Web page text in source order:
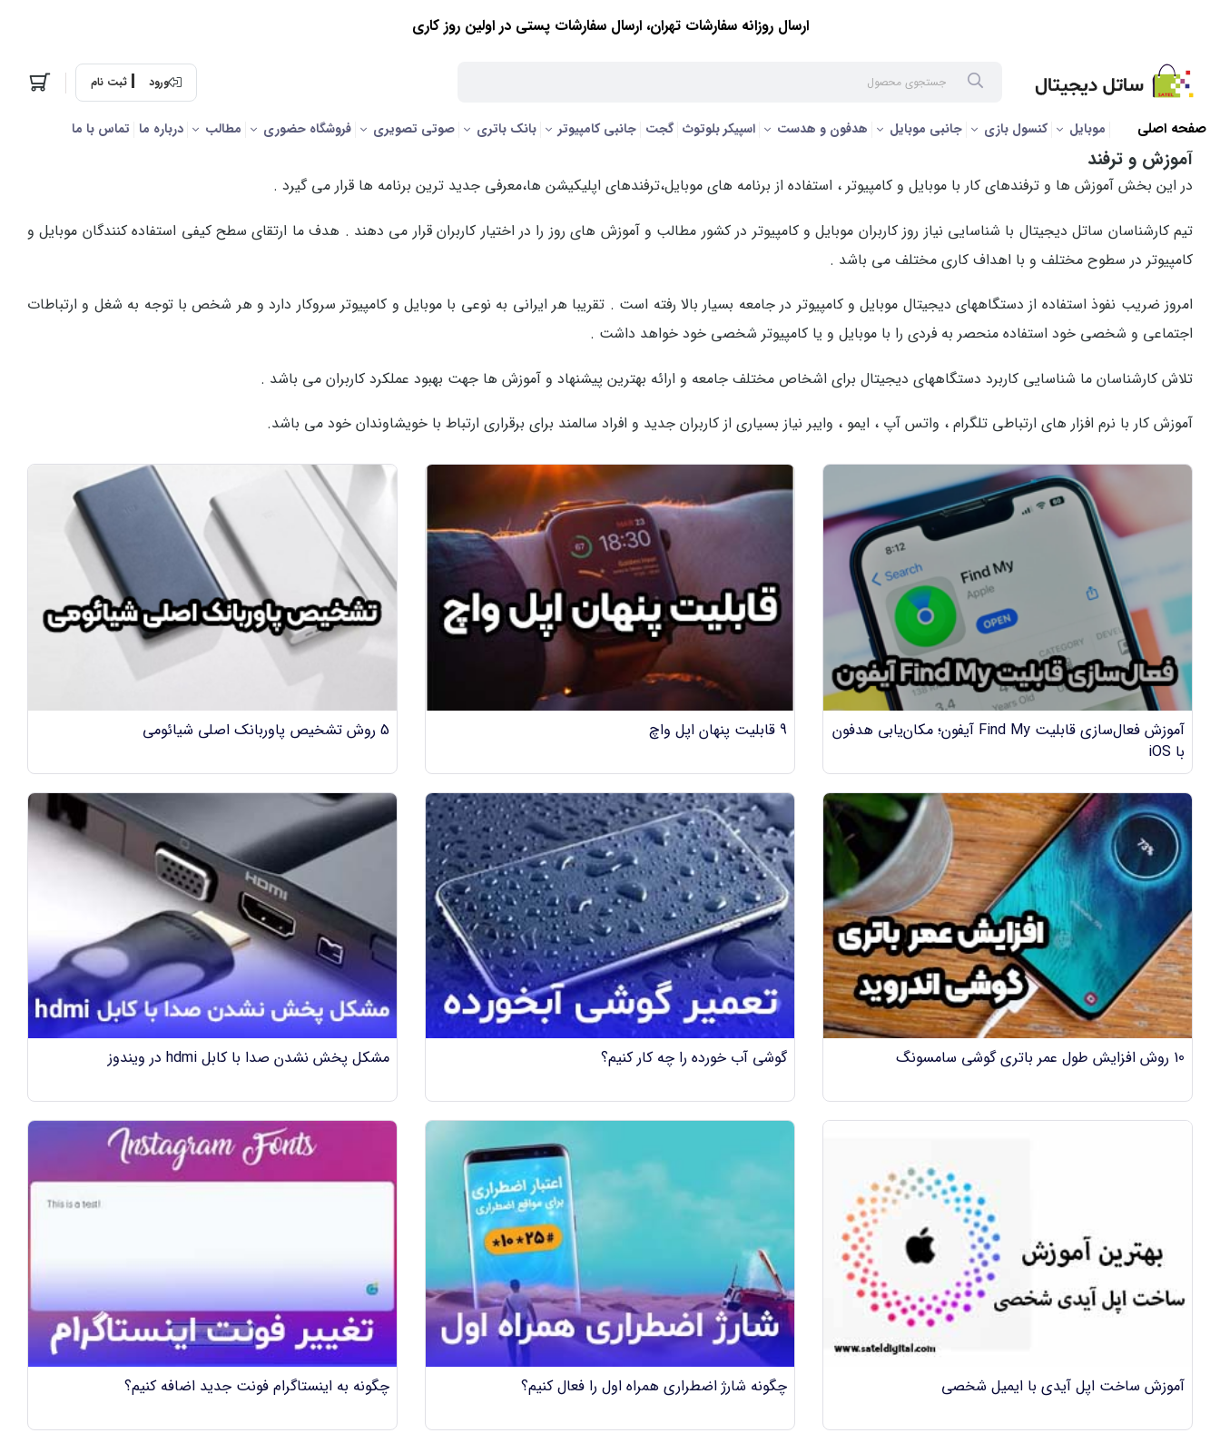
ارسال روزانه سفارشات تهران، ارسال سفارشات پستی در اولین روز کاری
ورود ثبت نام
صفحه اصلی موبایل کنسول بازی جانبی موبایل هدفون و هدست اسپیکر بلوتوث گجت جانبی کامپیوتر بانک باتری صوتی تصویری فروشگاه حضوری مطالب درباره ما تماس با ما صفحه اصلی مطالب / آموزش و ترفند
آموزش و ترفند
در این بخش آموزش ها و ترفندهای کار با موبایل و کامپیوتر ، استفاده از برنامه های موبایل،ترفندهای اپلیکیشن ها،معرفی جدید ترین برنامه ها قرار می گیرد .
تیم کارشناسان ساتل دیجیتال با شناسایی نیاز روز کاربران موبایل و کامپیوتر در کشور مطالب و آموزش های روز را در اختیار کاربران قرار می دهند . هدف ما ارتقای سطح کیفی استفاده کنندگان موبایل و
کامپیوتر در سطوح مختلف و با اهداف کاری مختلف می باشد .
امروز ضریب نفوذ استفاده از دستگاههای دیجیتال موبایل و کامپیوتر در جامعه بسیار بالا رفته است . تقریبا هر ایرانی به نوعی با موبایل و کامپیوتر سروکار دارد و هر شخص با توجه به شغل و ارتباطات
اجتماعی و شخصی خود استفاده منحصر به فردی را با موبایل و یا کامپیوتر شخصی خود خواهد داشت .
تلاش کارشناسان ما شناسایی کاربرد دستگاههای دیجیتال برای اشخاص مختلف جامعه و ارائه بهترین پیشنهاد و آموزش ها جهت بهبود عملکرد کاربران می باشد .
آموزش کار با نرم افزار های ارتباطی تلگرام ، واتس آپ ، ایمو ، وایبر نیاز بسیاری از کاربران جدید و افراد سالمند برای برقراری ارتباط با خویشاوندان خود می باشد.
آموزش فعال‌سازی قابلیت Find My آیفون؛ مکان‌یابی هدفون
با iOS
9 قابلیت پنهان اپل واچ 5 روش تشخیص پاوربانک اصلی شیائومی
10 روش افزایش طول عمر باتری گوشی سامسونگ گوشی آب خورده را چه کار کنیم؟ مشکل پخش نشدن صدا با کابل hdmi در ویندوز
آموزش ساخت اپل آیدی با ایمیل شخصی چگونه شارژ اضطراری همراه اول را فعال کنیم؟ چگونه به اینستاگرام فونت جدید اضافه کنیم؟